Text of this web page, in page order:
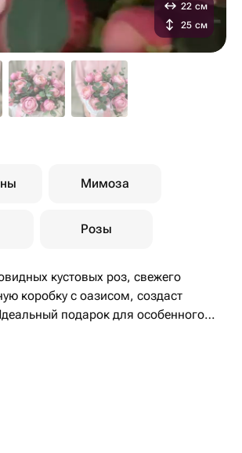
22 см
25 см
Мимоза
Розы
кустовых роз, свежего
коробку с оазисом, создаст
подарок для особенного
близкого человека.